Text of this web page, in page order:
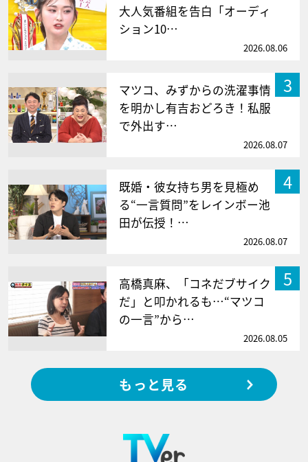
大人気番組を告白「オーディ
ション10…
2026.08.06
3
マツコ、みずからの洗濯事情
を明かし有吉おどろき！私服
で外出す…
2026.08.07
4
既婚・彼女持ち男を見極め
る“一言質問”をレインボー池
田が伝授！…
2026.08.07
5
高橋真麻、「コネだブサイク
だ」と叩かれるも…“マツコ
の一言”から…
2026.08.05
もっと見る